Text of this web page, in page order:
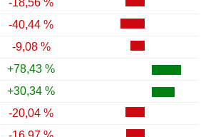
-18,56 %
-40,44 %
-9,08 %
+78,43 %
+30,34 %
-20,04 %